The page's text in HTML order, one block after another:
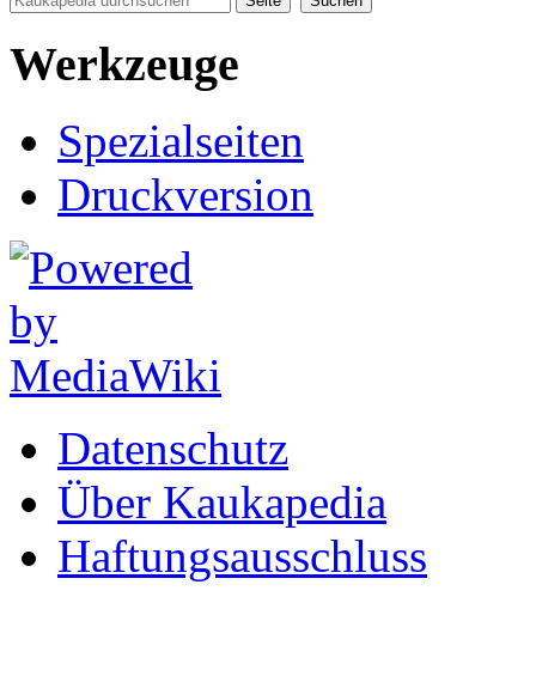
Werkzeuge
Spezialseiten
Druckversion
Datenschutz
Über Kaukapedia
Haftungsausschluss